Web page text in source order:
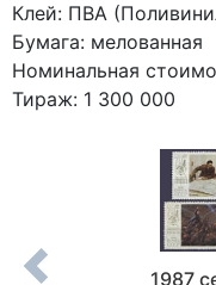
Клей: ПВА
Бумага: мелованная
Номинальная
Тираж: 1 300 000
1987